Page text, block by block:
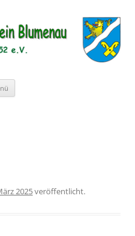
Blumenau von
e.V.
2025veröffentlicht.